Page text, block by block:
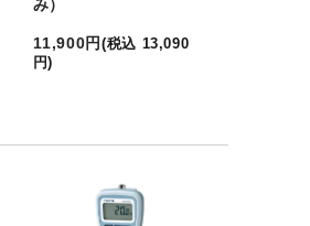
み）
11,900円 (税込 13,090
円)